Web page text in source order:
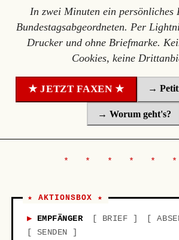
In zwei Minuten ein persönliches
Bundestagsabgeordneten. Per
Drucker und ohne Briefmarke.
Cookies, keine
★ JETZT FAXEN ★ →
→ Worum geht's?
★ AKTIONSBOX ★
EMPFÄNGER BRIEF
SENDEN